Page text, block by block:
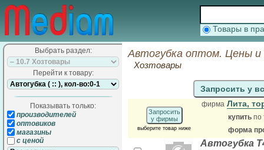
Товары в
Выбрать раздел:
Перейти к товару:
Показывать только:
производителей
оптовиков
магазины
с ценой
Автогубка оптом. Цены и
Хозтовары
Запросить у
Запросить
у фирмы
выберите товар ниже
фирма Лита,
купить по
форма
Автогубка